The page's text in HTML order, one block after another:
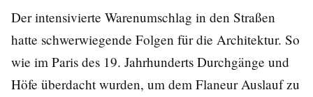
Der intensivierte Warenumschlag in den Straßen
hatte schwerwiegende Folgen für die Architektur. So
wie im Paris des 19. Jahrhunderts Durchgänge und
Höfe überdacht wurden, um dem Flaneur Auslauf zu